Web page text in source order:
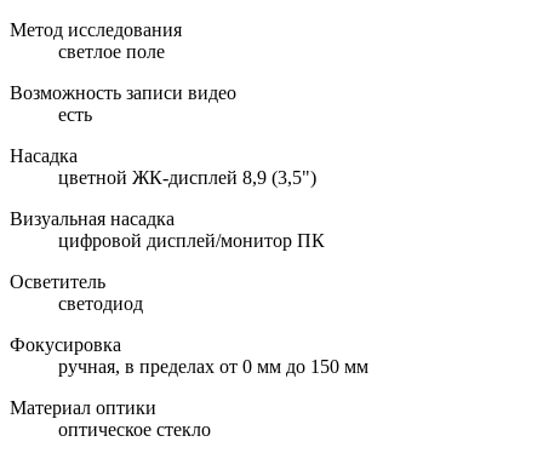
Метод исследования
светлое поле
Возможность записи видео
есть
Насадка
цветной ЖК-дисплей 8,9 (3,5")
Визуальная насадка
цифровой дисплей/монитор ПК
Осветитель
светодиод
Фокусировка
ручная, в пределах от 0 мм до 150 мм
Материал оптики
оптическое стекло